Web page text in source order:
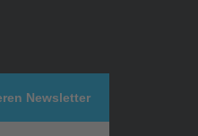
Newsletter